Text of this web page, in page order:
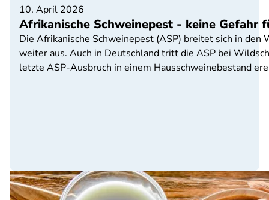
10. April 2026
Afrikanische Schweinepest - keine Gefahr
Die Afrikanische Schweinepest (ASP) breitet sich in
weiter aus. Auch in Deutschland tritt die ASP bei
letzte ASP-Ausbruch in einem Hausschweinebestand